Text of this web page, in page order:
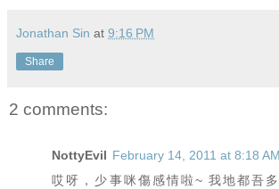
Jonathan Sin at 9:16 PM
Share
2 comments:
NottyEvil February 14, 2011 at 8:18 AM
哎呀，少事咪傷感情啦~ 我地都吾